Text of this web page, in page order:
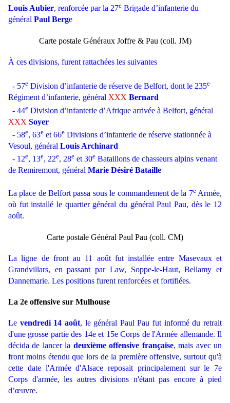
Louis Aubier, renforcée par la 27e Brigade d’infanterie du
général Paul Berge
Carte postale Généraux Joffre & Pau (coll. JM)
À ces divisions, furent rattachées les suivantes
- 57e Division d’infanterie de réserve de Belfort, dont le 235e
Régiment d’infanterie, général XXX Bernard
- 44e Division d’infanterie d’Afrique arrivée à Belfort, général
XXX Soyer
- 58e, 63e et 66e Divisions d’infanterie de réserve stationnée à
Vesoul, général Louis Archinard
- 12e, 13e, 22e, 28e et 30e Bataillons de chasseurs alpins venant
de Remiremont, général Marie Désiré Bataille
La place de Belfort passa sous le commandement de la 7eArmée,
où fut installé le quartier général du général Paul Pau, dès le 12
août.
Carte postale Général Paul Pau (coll. CM)
La ligne de front au 11 août futinstallée entre Masevaux et
Grandvillars, en passant par Law, Soppe-le-Haut, Bellamy et
Dannemarie. Les positions furent renforcées et fortifiées.
La 2e offensive sur Mulhouse
Le vendredi 14 août, le général Paul Pau fut informé du retrait
d'une grosse partie des 14e et 15e Corps de l'Armée allemande. Il
décida de lancer la deuxième offensive française, mais avec un
front moins étendu que lors de la première offensive, surtout qu'à
cette date l'Armée d'Alsace reposait principalement sur le 7e
Corps d'armée, les autres divisions n'étant pas encore à pied
d’œuvre.